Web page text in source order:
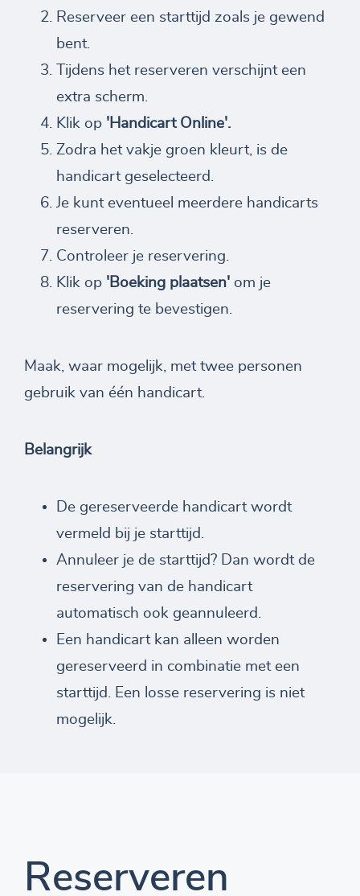
Reserveer een starttijd zoals je gewend
bent.
Tijdens het reserveren verschijnt een
extra scherm.
Klik op 'Handicart Online'.
Zodra het vakje groen kleurt, is de
handicart geselecteerd.
Je kunt eventueel meerdere handicarts
reserveren.
Controleer je reservering.
Klik op 'Boeking plaatsen' om je
reservering te bevestigen.
Maak, waar mogelijk, met twee personen
gebruik van één handicart.
Belangrijk
De gereserveerde handicart wordt
vermeld bij je starttijd.
Annuleer je de starttijd? Dan wordt de
reservering van de handicart
automatisch ook geannuleerd.
Een handicart kan alleen worden
gereserveerd in combinatie met een
starttijd. Een losse reservering is niet
mogelijk.
Reserveren